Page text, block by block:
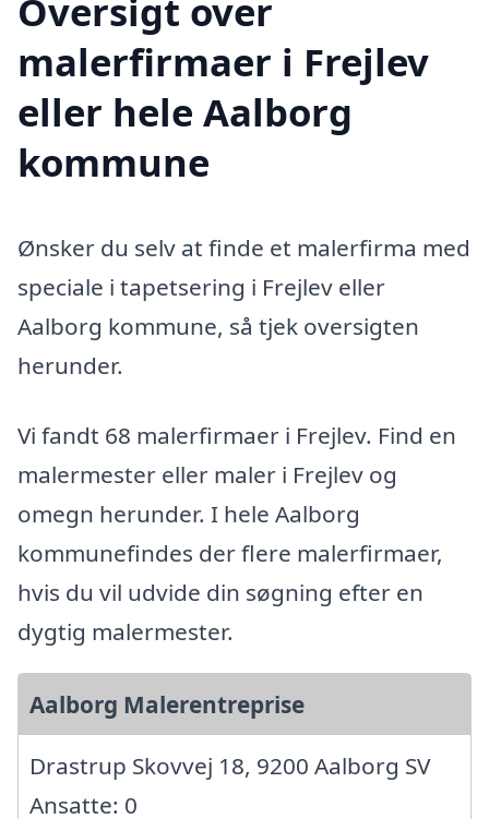
Oversigt over
malerfirmaer i Frejlev
eller hele Aalborg
kommune
Ønsker du selv at finde et malerfirma med
speciale i tapetsering i Frejlev eller
Aalborg kommune, så tjek oversigten
herunder.
Vi fandt 68 malerfirmaer i Frejlev. Find en
malermester eller maler i Frejlev og
omegn herunder. I hele Aalborg
kommunefindes der flere malerfirmaer,
hvis du vil udvide din søgning efter en
dygtig malermester.
Aalborg Malerentreprise
Drastrup Skovvej 18, 9200 Aalborg SV
Ansatte: 0